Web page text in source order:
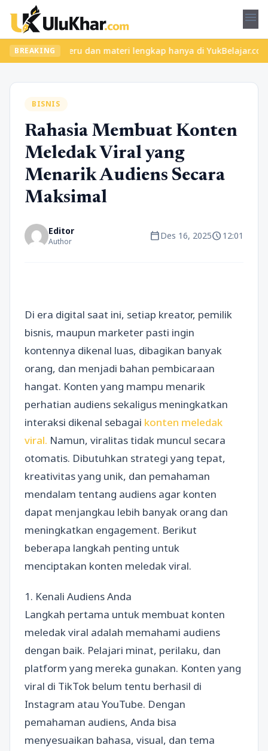
menu
BREAKING
kelas seru dan materi lengkap hanya di YukBelajar.com.
BISNIS
Rahasia Membuat Konten
Meledak Viral yang
Menarik Audiens Secara
Maksimal
Editor
Author calendar_todayDes 16, 2025schedule12:01
Di era digital saat ini, setiap kreator, pemilik
bisnis, maupun marketer pasti ingin
kontennya dikenal luas, dibagikan banyak
orang, dan menjadi bahan pembicaraan
hangat. Konten yang mampu menarik
perhatian audiens sekaligus meningkatkan
interaksi dikenal sebagai konten meledak
viral. Namun, viralitas tidak muncul secara
otomatis. Dibutuhkan strategi yang tepat,
kreativitas yang unik, dan pemahaman
mendalam tentang audiens agar konten
dapat menjangkau lebih banyak orang dan
meningkatkan engagement. Berikut
beberapa langkah penting untuk
menciptakan konten meledak viral.
1. Kenali Audiens Anda
Langkah pertama untuk membuat konten
meledak viral adalah memahami audiens
dengan baik. Pelajari minat, perilaku, dan
platform yang mereka gunakan. Konten yang
viral di TikTok belum tentu berhasil di
Instagram atau YouTube. Dengan
pemahaman audiens, Anda bisa
menyesuaikan bahasa, visual, dan tema